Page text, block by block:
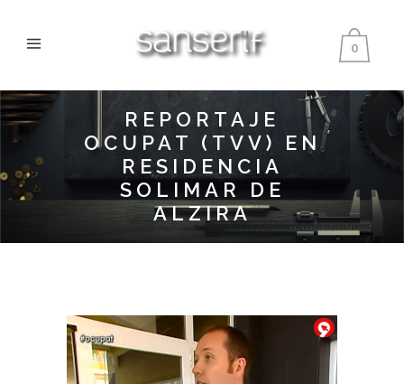
0
REPORTAJE
OCUPAT (TVV) EN
RESIDENCIA
SOLIMAR DE
ALZIRA